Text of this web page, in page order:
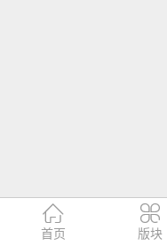

首页

版块